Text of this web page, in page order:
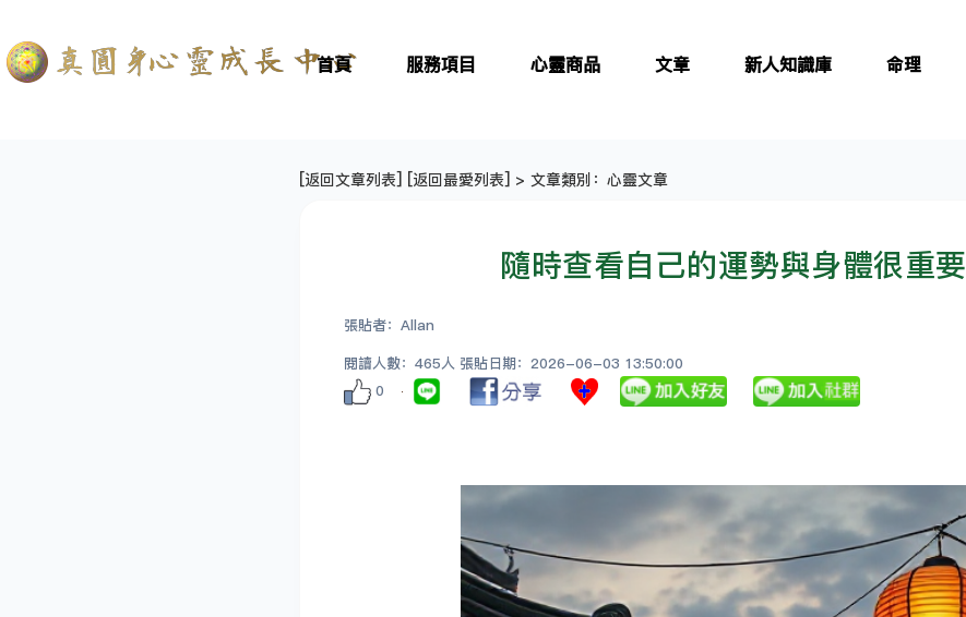
首頁 服務項目 心靈商品 文章 新人知識庫 命理
[返回文章列表] [返回最愛列表] > 文章類別：心靈文章
隨時查看自己的運勢與身體很重要
張貼者：Allan
閱讀人數：465人 張貼日期：2026-06-03 13:50:00
0